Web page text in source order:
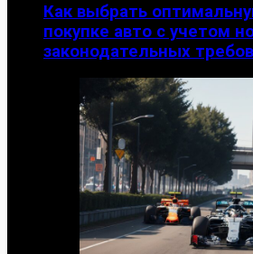
Как выбрать
покупке авто с учетом
законодательных